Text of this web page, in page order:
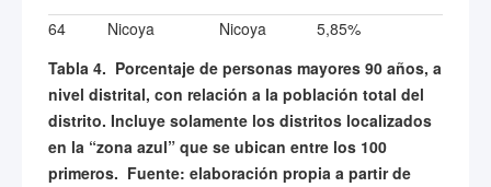
64
Nicoya Nicoya
5,85%
Tabla 4. Porcentaje de personas mayores 90 años, a
nivel distrital, con relación a la población total del
distrito. Incluye solamente los distritos localizados
en la “zona azul” que se ubican entre los 100
primeros. Fuente: elaboración propia a partir de